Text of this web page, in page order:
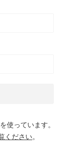
使っています。
ください。